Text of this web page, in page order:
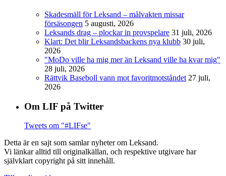
Skadesmäll för Leksand – målvakten missar
försäsongen 5 augusti, 2026
Leksands drag – plockar in provspelare 31 juli, 2026
Klart: Det blir Leksandsbackens nya klubb 30 juli,
2026
"MoDo ville ha mig mer än Leksand ville ha kvar mig"
28 juli, 2026
Rättvik Baseboll vann mot favoritmotståndet 27 juli,
2026
Om LIF på Twitter
Tweets om "#LIFse"
Detta är en sajt som samlar nyheter om Leksand.
Vi länkar alltid till originalkällan, och respektive utgivare har
självklart copyright på sitt innehåll.